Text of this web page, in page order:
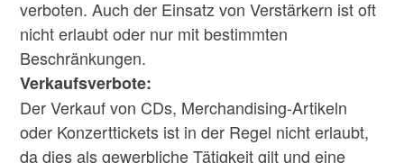
verboten. Auch der Einsatz von Verstärkern ist oft
nicht erlaubt oder nur mit bestimmten
Beschränkungen.
Verkaufsverbote:
Der Verkauf von CDs, Merchandising-Artikeln
oder Konzerttickets ist in der Regel nicht erlaubt,
da dies als gewerbliche Tätigkeit gilt und eine